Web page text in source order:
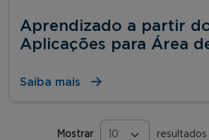
Aprendizado a partir
Aplicações para Área
Saiba mais
Mostrar